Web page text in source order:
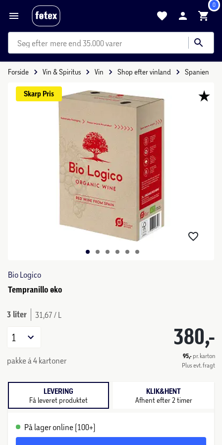
0
mere end 35.000 varer
Forside Vin & Spiritus Vin Shop efter vinland Spanien
Skarp Pris
Bio Logico
Tempranillo øko
3 liter 31,67 / L
380,-
95,- pr. karton
Plus evt. fragt
1
pakke á 4 kartoner
LEVERING
Få leveret produktet
KLIK&HENT
Afhent efter 2 timer
På lager online (100+)